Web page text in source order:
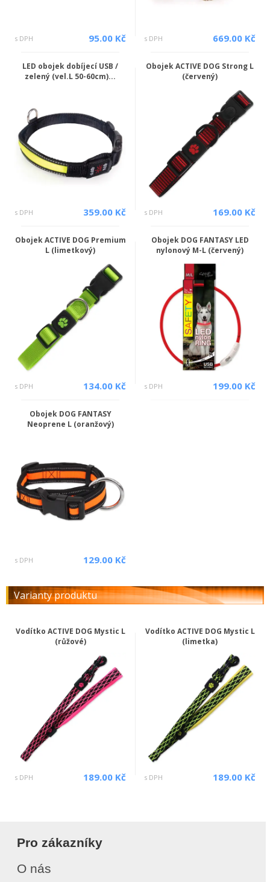
s DPH 95.00 Kč s DPH 669.00 Kč
LED obojek dobíjecí USB /
zelený (vel.L 50-60cm)...
s DPH 359.00 Kč
Obojek ACTIVE DOG Strong L
(červený)
s DPH 169.00 Kč
Obojek ACTIVE DOG Premium
L (limetkový)
s DPH 134.00 Kč
Obojek DOG FANTASY LED
nylonový M-L (červený)
s DPH 199.00 Kč
Obojek DOG FANTASY
Neoprene L (oranžový)
s DPH 129.00 Kč
Varianty produktu
Vodítko ACTIVE DOG Mystic L
(růžové)
s DPH 189.00 Kč
Vodítko ACTIVE DOG Mystic L
(limetka)
s DPH 189.00 Kč
Pro zákazníky
O nás